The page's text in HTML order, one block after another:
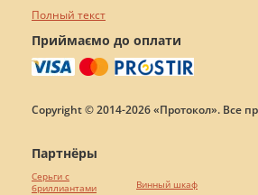
Полный текст
Приймаємо до оплати
Copyright © 2014-2026 «Протокол». Все
Партнёры
Серьги с
бриллиантами
Винный шкаф